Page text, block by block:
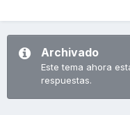
Archivado
Este tema ahora
respuestas.